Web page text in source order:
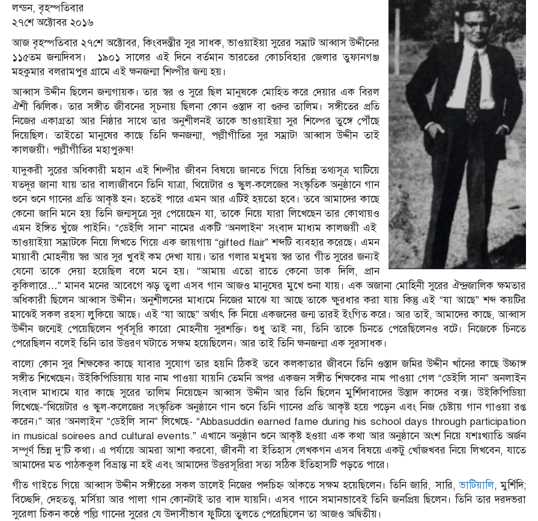
লন্ডন, বৃহস্পতিবার
২৭শে অক্টোবর ২০১৬
আজ বৃহস্পতিবার ২৭শে অক্টোবর, কিংবদন্তীর সুর সাধক, ভাওয়াইয়া সুরের সম্রাট আব্বাস উদ্দীনের
১১৫তম জন্মদিবস। ১৯০১ সালের এই দিনে বর্তমান ভারতের কোচবিহার জেলার তুফানগঞ্জ
মহকুমার বলরামপুর গ্রামে এই ক্ষনজন্মা শিল্পীর জন্ম হয়।
আব্বাস উদ্দীন ছিলেন জন্মগায়ক। তার স্বর ও সুরে ছিল মানুষকে মোহিত করে দেয়ার এক বিরল
ঐশী ঝিলিক। তার সঙ্গীত জীবনের সূচনায় ছিলনা কোন ওস্তাদ বা গুরুর তালিম। সঙ্গীতের প্রতি
নিজের একাগ্রতা আর নিষ্ঠার সাথে তার অনুশীলনই তাকে ভাওয়াইয়া সুর শিল্পের তুঙ্গে পৌঁছে
দিয়েছিল। তাইতো মানুষের কাছে তিনি ক্ষনজন্মা, পল্লীগীতির সুর সম্রাট! আব্বাস উদ্দীন তাই
কালজয়ী। পল্লীগীতির মহাপুরুষ!
যাদুকরী সুরের অধিকারী মহান এই শিল্পীর জীবন বিষয়ে জানতে গিয়ে বিভিন্ন তথ্যসূত্র ঘাটিয়ে
যতদূর জানা যায় তার বাল্যজীবনে তিনি যাত্রা, থিয়েটার ও স্কুল-কলেজের সংস্কৃতিক অনুষ্ঠানে গান
শুনে শুনে গানের প্রতি আকৃষ্ট হন। হতেই পারে এমন আর এটিই হয়তো হবে। তবে আমাদের কাছে
কেনো জানি মনে হয় তিনি জন্মসূত্রে সুর পেয়েছেন যা, তাকে নিয়ে যারা লিখেছেন তার কোথায়ও
এমন ইঙ্গিত খুঁজে পাইনি। “ডেইলি সান” নামের একটি ‘অনলাইন’ সংবাদ মাধ্যম কালজয়ী এই
ভাওয়াইয়া সম্রাটকে নিয়ে লিখতে গিয়ে এক জায়গায় “gifted flair” শব্দটি ব্যবহার করেছে। এমন
মায়াবী মোহনীয় স্বর আর সুর খুবই কম দেখা যায়। তার গলার মধুময় স্বর তার গীত সুরের জন্যই
যেনো তাকে দেয়া হয়েছিল বলে মনে হয়। “আমায় এতো রাতে কেনো ডাক দিলি, প্রান
কুকিলারে…” মানব মনের আবেগে ঝড় তুলা এসব গান আজও মানুষের মুখে শুনা যায়। এক অজানা মোহিনী সুরের ঐন্দ্রজালিক ক্ষমতার
অধিকারী ছিলেন আব্বাস উদ্দীন। অনুশীলনের মাধ্যমে নিজের মাঝে যা আছে তাকে ক্ষুরধার করা যায় কিন্তু এই “যা আছে” শব্দ কয়টির
মাঝেই সকল রহস্য লুকিয়ে আছে। এই “যা আছে” অর্থাৎ কি নিয়ে একজনের জন্ম তারই ইংগিত করে। আর তাই, আমাদের কাছে, আব্বাস
উদ্দীন জন্মেই পেয়েছিলেন পূর্বসূরি কারো মোহনীয় সুরশক্তি। শুধু তাই নয়, তিনি তাকে চিনতে পেরেছিলেনও বটে। নিজেকে চিনতে
পেরেছিলন বলেই তিনি তার উত্তরণ ঘটাতে সক্ষম হয়েছিলেন। আর তাই তিনি ক্ষনজন্মা এক সুরসাধক।
বাল্যে কোন সুর শিক্ষকের কাছে যাবার সুযোগ তার হয়নি ঠিকই তবে কলকাতার জীবনে তিনি ওস্তাদ জমির উদ্দীন খাঁনের কাছে উচ্চাঙ্গ
সঙ্গীত শিখেছেন। উইকিপিডিয়ায় যার নাম পাওয়া যায়নি তেমনি অপর একজন সঙ্গীত শিক্ষকের নাম পাওয়া গেল “ডেইলি সান” অনলাইন
সংবাদ মাধ্যমে যার কাছে সুরের তালিম নিয়েছেন আব্বাস উদ্দীন আর তিনি ছিলেন মুর্শিদাবাদের উস্তাদ কাদের বক্স। উইকিপিডিয়া
লিখেছে-“থিয়েটার ও স্কুল-কলেজের সংস্কৃতিক অনুষ্ঠানে গান শুনে তিনি গানের প্রতি আকৃষ্ট হয়ে পড়েন এবং নিজ চেষ্টায় গান গাওয়া রপ্ত
করেন।” আর ‘অনলাইন’ “ডেইলি সান” লিখেছে- “Abbasuddin earned fame during his school days through participation
in musical soirees and cultural events.” এখানে অনুষ্ঠান শুনে আকৃষ্ট হওয়া এক কথা আর অনুষ্ঠানে অংশ নিয়ে যশঃখ্যাতি অর্জন
সম্পূর্ণ ভিন্ন দু’টি কথা। এ পর্যায়ে আমরা আশা করবো, জীবনী বা ইতিহাস লেখকগন এসব বিষয়ে একটু খোঁজখবর নিয়ে লিখবেন, যাতে
আমাদের মত পাঠককূল বিভ্রান্ত না হই এবং আমাদের উত্তরসূরিরা সত্য সঠিক ইতিহাসটি পড়তে পারে।
গীত গাইতে গিয়ে আব্বাস উদ্দীন সঙ্গীতের সকল ডালেই নিজের পদচিহ্ন আঁকতে সক্ষম হয়েছিলেন। তিনি জারি, সারি,ভাটিয়ালি, মুর্শিদি;
বিচ্ছেদি, দেহতত্ত্ব, মর্সিয়া আর পালা গান কোনটাই তার বাদ যায়নি। এসব গানে সমানভাবেই তিনি জনপ্রিয় ছিলেন। তিনি তার দরদভরা
সুরেলা চিকন কণ্ঠে পল্লি গানের সুরের যে উদাসীভাব ফুটিয়ে তুলতে পেরেছিলেন তা আজও অদ্বিতীয়।